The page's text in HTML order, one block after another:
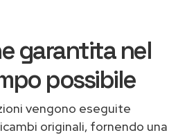
garantita nel
possibile
vengono eseguite
originali, fornendo una